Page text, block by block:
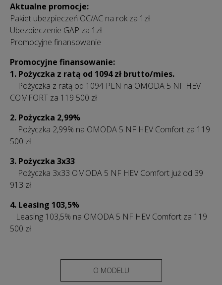
Aktualne promocje:
Pakiet ubezpieczeń OC/AC na rok za 1zł
Ubezpieczenie GAP za 1zł
Promocyjne finansowanie
Promocyjne finansowanie:
1. Pożyczka z ratą od 1094 zł brutto/mies.
Pożyczka z ratą od 1094 PLN na OMODA 5 NF HEV
COMFORT za 119 500 zł
2. Pożyczka 2,99%
Pożyczka 2,99% na OMODA 5 NF HEV Comfort za 119
500 zł
3. Pożyczka 3x33
Pożyczka 3x33 OMODA 5 NF HEV Comfort już od 39
913 zł
4. Leasing 103,5%
Leasing 103,5% na OMODA 5 NF HEV Comfort za 119
500 zł
O MODELU